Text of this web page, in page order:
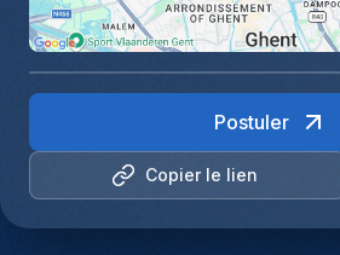
Copier le lien
Postuler